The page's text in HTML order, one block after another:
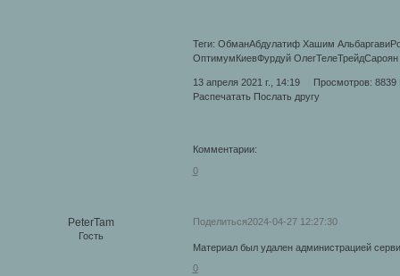
Теги: ОбманАбдулатиф Хашим
ОптимумКиевФурдуй ОлегТелеТрейдСароян
13 апреля 2021 г., 14:19 Просмотров: 8839
Распечатать Послать другу
Комментарии:
0
Поделиться2024-04-27 12:27:30
PeterTam
Гость
Материал был удален администрацией
0